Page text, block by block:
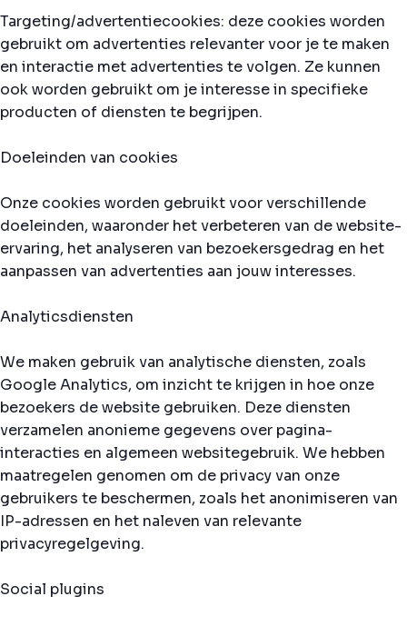
Targeting/advertentiecookies: deze cookies worden
gebruikt om advertenties relevanter voor je te maken
en interactie met advertenties te volgen. Ze kunnen
ook worden gebruikt om je interesse in specifieke
producten of diensten te begrijpen.
Doeleinden van cookies
Onze cookies worden gebruikt voor verschillende
doeleinden, waaronder het verbeteren van de website-
ervaring, het analyseren van bezoekersgedrag en het
aanpassen van advertenties aan jouw interesses.
Analyticsdiensten
We maken gebruik van analytische diensten, zoals
Google Analytics, om inzicht te krijgen in hoe onze
bezoekers de website gebruiken. Deze diensten
verzamelen anonieme gegevens over pagina-
interacties en algemeen websitegebruik. We hebben
maatregelen genomen om de privacy van onze
gebruikers te beschermen, zoals het anonimiseren van
IP-adressen en het naleven van relevante
privacyregelgeving.
Social plugins